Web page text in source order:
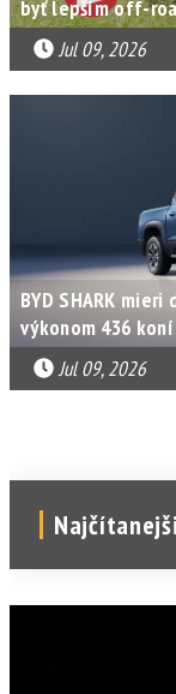
byť lepším off-
Jul 09, 2026
BYD SHARK
výkonom 436
Jul 09, 2026